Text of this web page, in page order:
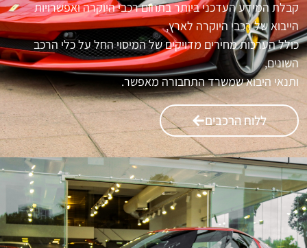
קבלת המידע העדכני ביותר בתחום רכבי היוקרה ואפשרויות
הייבוא של רכבי היוקרה לארץ,
כולל הערכות מחירים מדויקים של המיסוי החל על כלי הרכב
השונים,
ותנאי היבוא שמשרד התחבורה מאפשר.
ללוח הרכבים